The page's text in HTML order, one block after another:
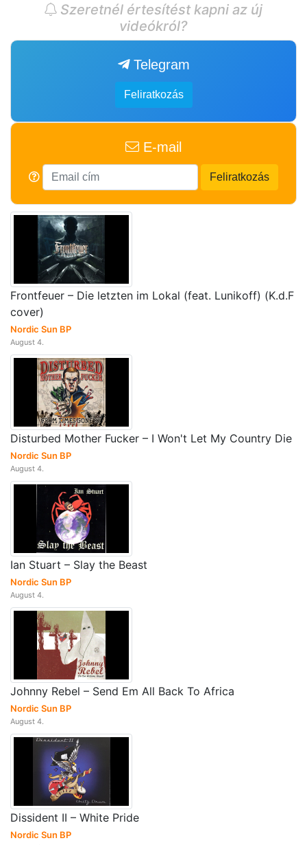
Szeretnél értesítést kapni az új
videókról?
Telegram
Feliratkozás
E-mail
Feliratkozás
Frontfeuer – Die letzten im Lokal (feat. Lunikoff) (K.d.F
cover)
Nordic Sun BP
August 4.
Disturbed Mother Fucker – I Won't Let My Country Die
Nordic Sun BP
August 4.
Ian Stuart – Slay the Beast
Nordic Sun BP
August 4.
Johnny Rebel – Send Em All Back To Africa
Nordic Sun BP
August 4.
Dissident II – White Pride
Nordic Sun BP